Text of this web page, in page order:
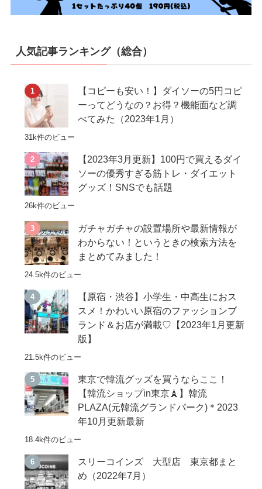
人気記事ランキング（総合）
【コピーも安い！】ダイソーの5円コピ
ーってどうなの？お得？機能面など調
べてみた（2023年1月）
31k件のビュー
【2023年3月更新】100円で買えるダイ
ソーの優秀すぎる筋トレ・ダイエット
グッズ！SNSでも話題
26k件のビュー
ガチャガチャの設置場所や最新情報が
わからない！というときの検索方法を
まとめてみました！
24.5k件のビュー
【原宿・渋谷】小学生・中高生におス
スメ！かわいい原宿のファッションブ
ランド＆お店が満載♡【2023年1月更新
版】
21.5k件のビュー
東京で韓流グッズを買うならここ！
【韓流ショップin東京🗼】韓流
PLAZA(元韓流グランドパーク)＊2023
年10月更新最新
18.4k件のビュー
スリーコインズ 大型店 東京都まと
め（2022年7月）